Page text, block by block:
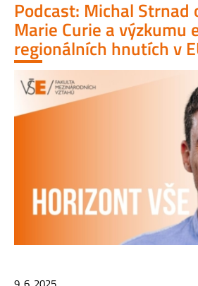
Podcast: Michal Strnad
Marie Curie a výzkumu
regionálních hnutích v